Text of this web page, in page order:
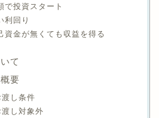
で投資スタート
利回り
資金が無くても収益を得る
て
要
し条件
し対象外